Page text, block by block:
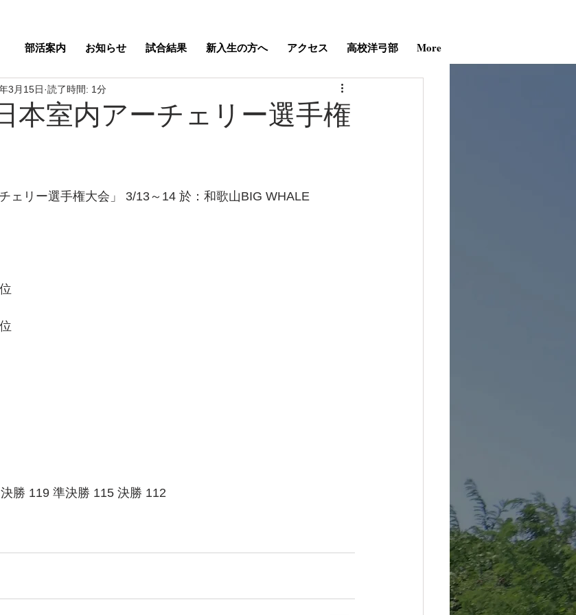
部活案内 お知らせ 試合結果 新入生の方へ アクセス 高校洋弓部 More
本室内アーチェリー選手権
3月15日 読了時間: 1分
ェリー選手権大会」 3/13～14 於：和歌山BIG WHALE
勝 119 準決勝 115 決勝 112